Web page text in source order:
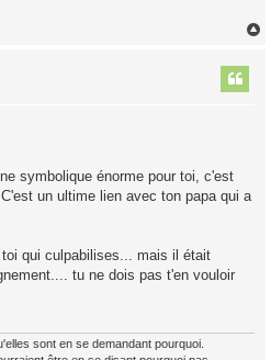
symbolique énorme pour toi, c'est
un ultime lien avec ton papa qui a
qui culpabilises... mais il était
tu ne dois pas t'en vouloir
sont en se demandant pourquoi.